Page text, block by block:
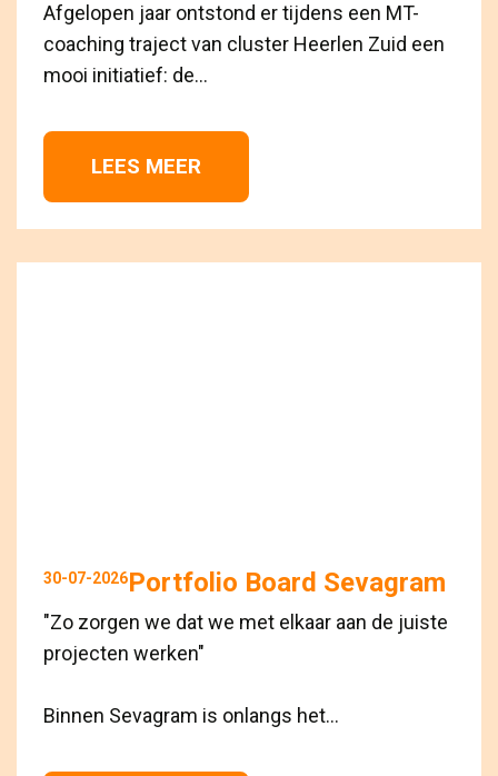
Afgelopen jaar ontstond er tijdens een MT-
coaching traject van cluster Heerlen Zuid een
mooi initiatief: de...
LEES MEER
30-07-2026Portfolio Board Sevagram
"Zo zorgen we dat we met elkaar aan de juiste
projecten werken"
Binnen Sevagram is onlangs het...